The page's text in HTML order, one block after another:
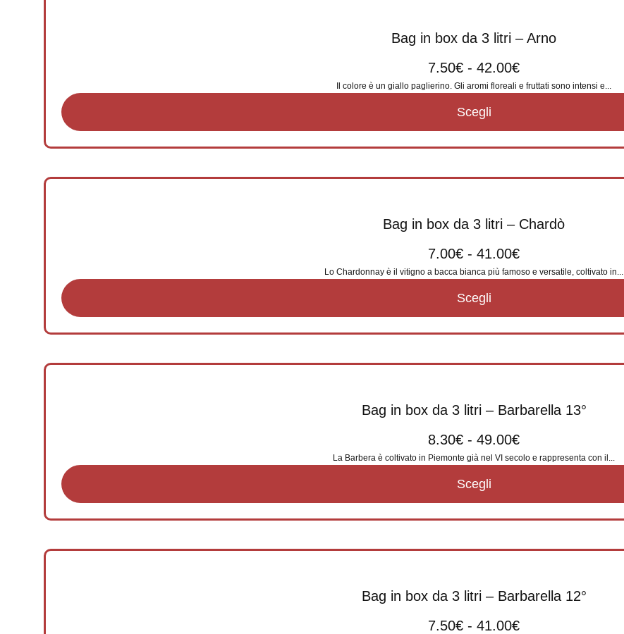
Bag in box da 3 litri – Arno
7.50€ - 42.00€
Il colore è un giallo paglierino. Gli aromi floreali e fruttati sono intensi e...
Scegli
Bag in box da 3 litri – Chardò
7.00€ - 41.00€
Lo Chardonnay è il vitigno a bacca bianca più famoso e versatile, coltivato in...
Scegli
Bag in box da 3 litri – Barbarella 13°
8.30€ - 49.00€
La Barbera è coltivato in Piemonte già nel VI secolo e rappresenta con il...
Scegli
Bag in box da 3 litri – Barbarella 12°
7.50€ - 41.00€